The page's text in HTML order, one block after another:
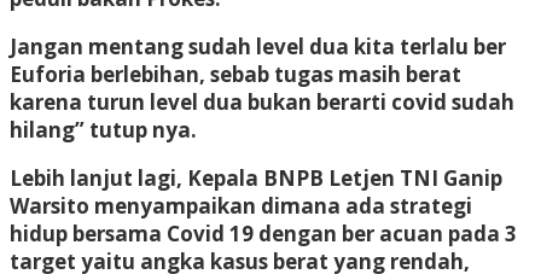
Jangan mentang sudah level dua kita terlalu ber
Euforia berlebihan, sebab tugas masih berat
karena turun level dua bukan berarti covid sudah
hilang” tutup nya.
Lebih lanjut lagi, Kepala BNPB Letjen TNI Ganip
Warsito menyampaikan dimana ada strategi
hidup bersama Covid 19 dengan ber acuan pada 3
target yaitu angka kasus berat yang rendah,